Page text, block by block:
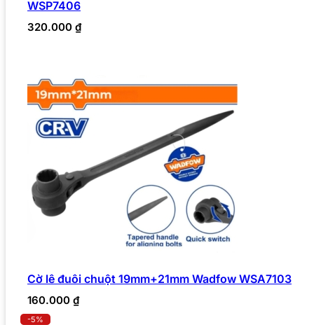
WSP7406
320.000 ₫
Cờ lê đuôi chuột 19mm+21mm Wadfow WSA7103
160.000 ₫
-5%